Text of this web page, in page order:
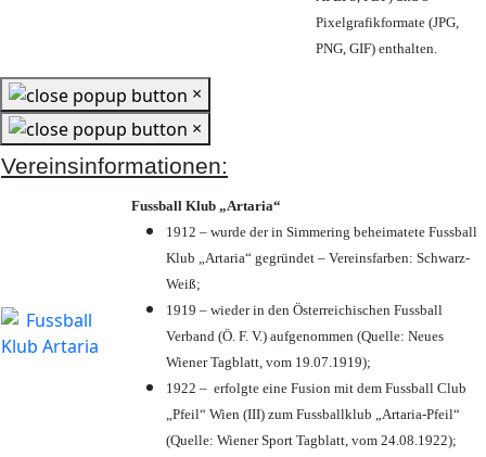
Pixelgrafikformate (JPG,
PNG, GIF) enthalten.
×
×
Vereinsinformationen:
Fussball Klub „Artaria“
1912 – wurde der in Simmering beheimatete Fussball
Klub „Artaria“ gegründet – Vereinsfarben: Schwarz-
Weiß;
1919 – wieder in den Österreichischen Fussball
Verband (Ö. F. V.) aufgenommen (Quelle: Neues
Wiener Tagblatt, vom 19.07.1919);
1922 – erfolgte eine Fusion mit dem Fussball Club
„Pfeil“ Wien (III) zum Fussballklub „Artaria-Pfeil“
(Quelle: Wiener Sport Tagblatt, vom 24.08.1922);